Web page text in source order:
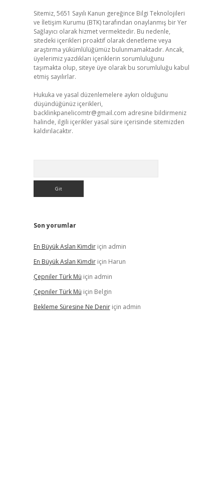
Sitemiz, 5651 Sayılı Kanun gereğince Bilgi Teknolojileri
ve İletişim Kurumu (BTK) tarafından onaylanmış bir Yer
Sağlayıcı olarak hizmet vermektedir. Bu nedenle,
sitedeki içerikleri proaktif olarak denetleme veya
araştırma yükümlülüğümüz bulunmamaktadır. Ancak,
üyelerimiz yazdıkları içeriklerin sorumluluğunu
taşımakta olup, siteye üye olarak bu sorumluluğu kabul
etmiş sayılırlar.
Hukuka ve yasal düzenlemelere aykırı olduğunu
düşündüğünüz içerikleri,
backlinkpanelicomtr@gmail.com adresine bildirmeniz
halinde, ilgili içerikler yasal süre içerisinde sitemizden
kaldırılacaktır.
Son yorumlar
En Büyük Aslan Kimdiriçin admin
En Büyük Aslan Kimdiriçin Harun
Çepniler Türk Mü için admin
Çepniler Türk Mü için Belgin
Bekleme Süresine Ne Deniriçin admin